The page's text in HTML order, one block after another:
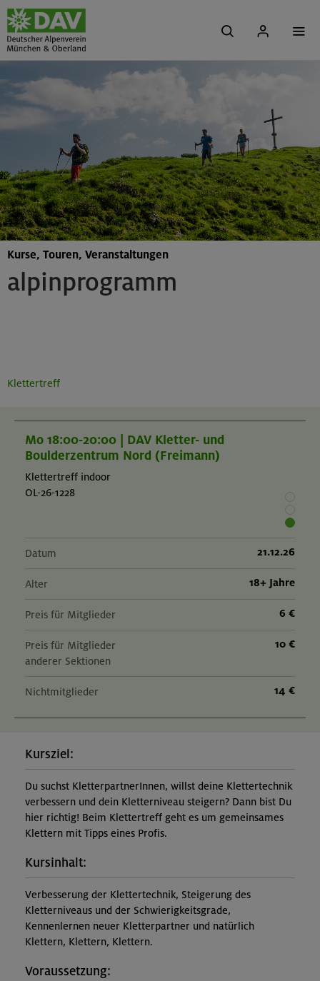
alpinprogramm
Kurse, Touren, Veranstaltungen
Klettertreff
Mo 18:00-20:00 | DAV Kletter- und
Boulderzentrum Nord (Freimann)
Klettertreff indoor
OL-26-1228
Datum 21.12.26
Alter 18+ Jahre
Preis für Mitglieder 6 €
Preis für Mitglieder
anderer Sektionen
10 €
Nichtmitglieder 14 €
Kursziel:
Du suchst KletterpartnerInnen, willst deine Klettertechnik
verbessern und dein Kletterniveau steigern? Dann bist Du
hier richtig! Beim Klettertreff geht es um gemeinsames
Klettern mit Tipps eines Profis.
Kursinhalt:
Verbesserung der Klettertechnik, Steigerung des
Kletterniveaus und der Schwierigkeitsgrade,
Kennenlernen neuer Kletterpartner und natürlich
Klettern, Klettern, Klettern.
Voraussetzung: